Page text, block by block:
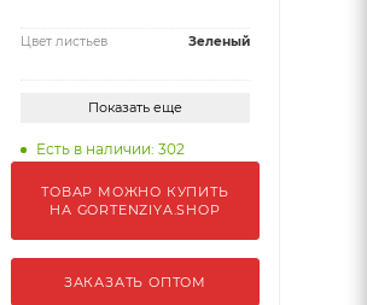
Цвет листьев Зеленый
Показать еще
Есть в наличии: 302
ТОВАР МОЖНО КУПИТЬ
НА GORTENZIYA.SHOP
ЗАКАЗАТЬ ОПТОМ